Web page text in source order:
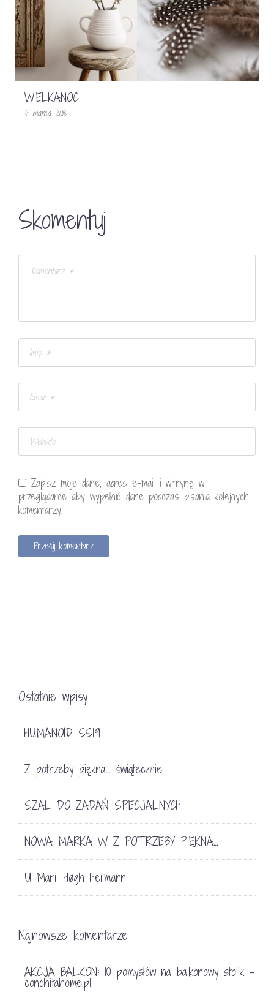
WIELKANOC
5 marca 2016
Skomentuj
Zapisz moje dane, adres e-mail i witrynę w
przeglądarce aby wypełnić dane podczas pisania kolejnych
komentarzy.
Ostatnie wpisy
HUMANOID SS19
Z potrzeby piękna… świątecznie
SZAL DO ZADAŃ SPECJALNYCH
NOWA MARKA W Z POTRZEBY PIĘKNA…
U Marii Høgh Heilmann
Najnowsze komentarze
AKCJA BALKON: 10 pomysłów na balkonowy stolik -
conchitahome.pl